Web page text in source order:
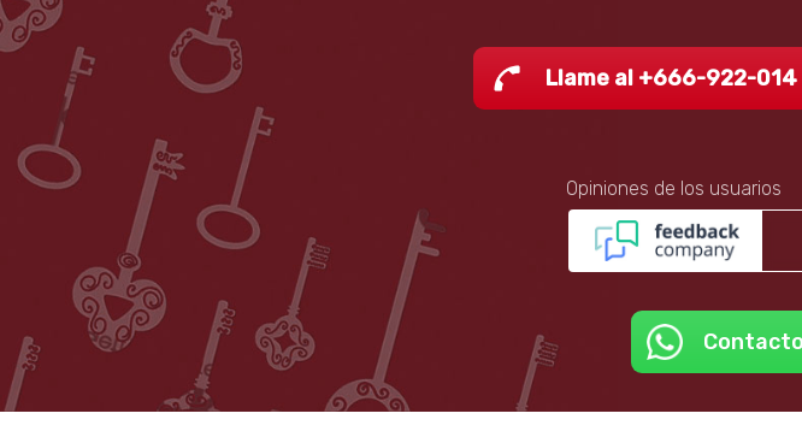
Llame al +666-922-014
Opiniones de los usuarios